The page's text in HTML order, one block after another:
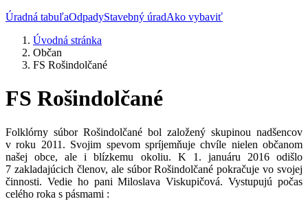
Úradná tabuľaOdpadyStavebný úradAko vybaviť
Úvodná stránka
Občan
FS Rošindolčané
FS Rošindolčané
Folklórny súbor Rošindolčané bol založený skupinou nadšencov
v roku 2011. Svojim spevom spríjemňuje chvíle nielen občanom
našej obce, ale i blízkemu okoliu. K 1. januáru 2016 odišlo
7 zakladajúcich členov, ale súbor Rošindolčané pokračuje vo svojej
činnosti. Vedie ho pani Miloslava Viskupičová. Vystupujú počas
celého roka s pásmami :